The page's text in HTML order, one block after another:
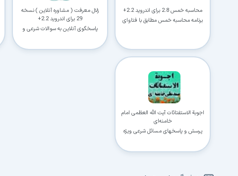
محاسبه خمس 2.8 برای اندروید 2.2+
برنامه محاسبه خمس مطابق با فتاوای
زلال معرفت ( مشاوره آنلاین ) نسخه
29 برای اندروید 2.2+
پاسخگوی آنلاین به سوالات شرعی و
اجوبة الاستفتائات آیت الله العظمی امام
خامنه‌ای
پرسش و پاسخهای مسائل شرعی ویژه